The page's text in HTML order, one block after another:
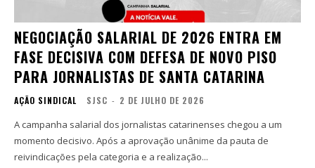
NEGOCIAÇÃO SALARIAL DE 2026 ENTRA EM
FASE DECISIVA COM DEFESA DE NOVO PISO
PARA JORNALISTAS DE SANTA CATARINA
AÇÃO SINDICAL SJSC - 2 DE JULHO DE 2026
A campanha salarial dos jornalistas catarinenses chegou a um
momento decisivo. Após a aprovação unânime da pauta de
reivindicações pela categoria e a realização...